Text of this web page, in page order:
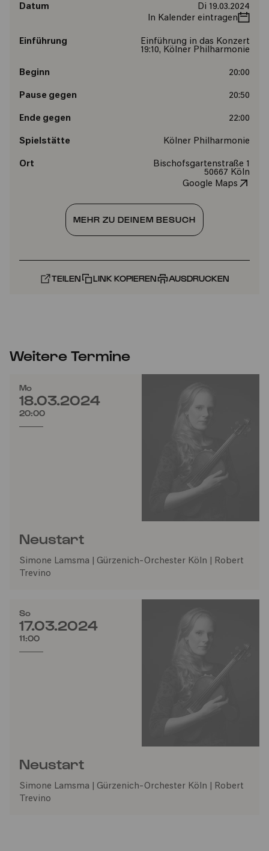
Datum
Di 19.03.2024
In Kalender eintragen
Einführung
Einführung in das Konzert
19:10, Kölner Philharmonie
Beginn 20:00
Pause gegen 20:50
Ende gegen 22:00
Spielstätte Kölner Philharmonie
Ort
Bischofsgartenstraße 1
50667 Köln
Google Maps
MEHR ZU DEINEM BESUCH
TEILEN LINK KOPIEREN AUSDRUCKEN
Weitere Termine
Mo
18.03.2024
20:00
Neustart
Simone Lamsma | Gürzenich-Orchester Köln | Robert
Trevino
So
17.03.2024
11:00
Neustart
Simone Lamsma | Gürzenich-Orchester Köln | Robert
Trevino